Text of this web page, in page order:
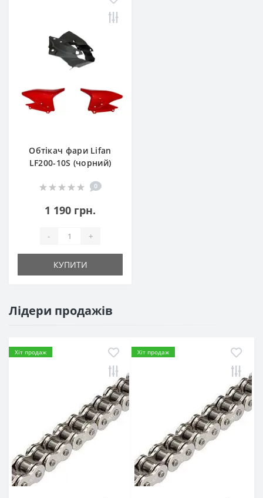
Обтікач фари Lifan
LF200-10S (чорний)
0
1 190 грн.
- +
КУПИТИ
Лідери продажів
Хіт продаж Хіт продаж